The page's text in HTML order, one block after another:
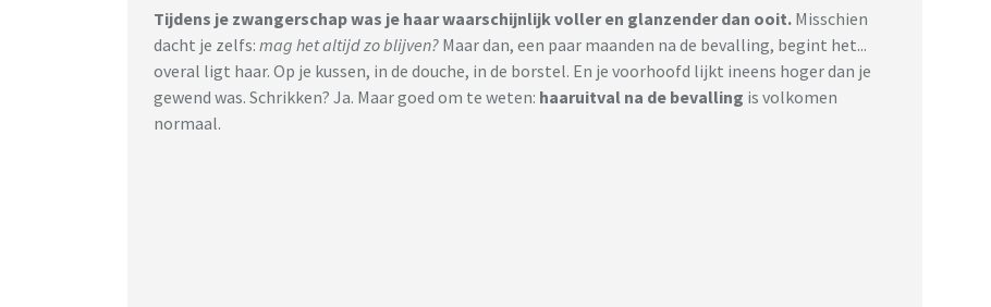
Tijdens je zwangerschap was je haar waarschijnlijk voller en glanzender dan ooit. Misschien
dacht je zelfs: mag het altijd zo blijven? Maar dan, een paar maanden na de bevalling, begint het...
overal ligt haar. Op je kussen, in de douche, in de borstel. En je voorhoofd lijkt ineens hoger dan je
gewend was. Schrikken? Ja. Maar goed om te weten: haaruitval na de bevalling is volkomen
normaal.